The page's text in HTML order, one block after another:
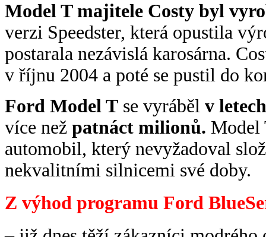
Model T majitele Costy byl
verzi Speedster, která opustila
postarala nezávislá karosárna.
v říjnu 2004 a poté se pustil do
Ford Model T se vyráběl v
více než patnáct milionů. Model
automobil, který nevyžadoval
nekvalitními silnicemi své doby.
Z výhod programu Ford